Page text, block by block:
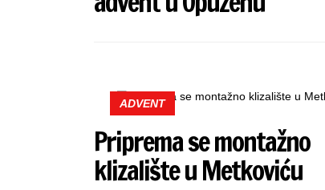
ADVENT
Priprema se montažno
klizalište u Metkoviću